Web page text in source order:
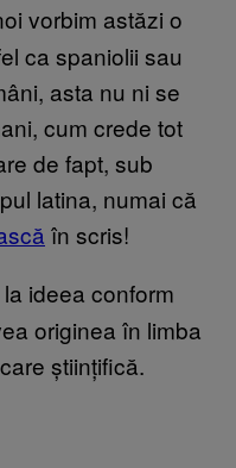
vorbim astăzi o
ca spaniolii sau
asta nu ni se
cum crede tot
de fapt, sub
latina, numai că
în scris!
ideea conform
originea în limba
științifică.